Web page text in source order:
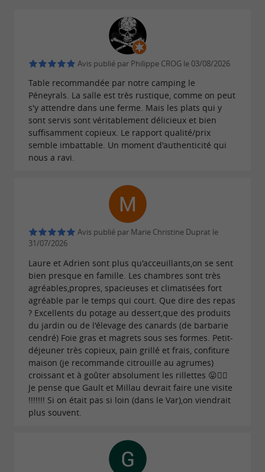
Avis publié par Philippe CROG le 03/08/2026
Table recommandée par notre camping le
Péneyrals. La salle est très rustique, comme on peut
s'y attendre dans une ferme. Mais les plats qui y
sont servis sont véritablement délicieux et bien
suffisamment copieux. Le rapport qualité/prix
semble imbattable. Un moment d'authenticité qui
nous a ravi.
Avis publié par Marie Christine Duprat le
31/07/2026
Laure et Adrien sont plus qu'acceuillants,on se sent
bien presque en famille. Les chambres sont très
agréables,propres, spacieuses et climatisées fort
agréable par le temps qui court. Que dire des repas
? Excellents du potage au dessert,que des produits
du jardin ou de l'élevage des canards (de barbarie
cendré) Foie gras et magrets sous ses formes. Petit-
déjeuner très copieux, pain grillé et frais, confiture
maison (je recommande citrouille au agrumes)
croissant et à goûter absolument les rillettes 😛👍🏿
Je pense que Gault et Millau devrait faire une visite
!!!!!!! Si on était pas si loin (dans le Var),on viendrait
plus souvent.